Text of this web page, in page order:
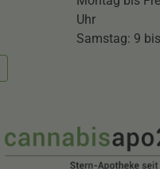
Uhr
Samstag: 9